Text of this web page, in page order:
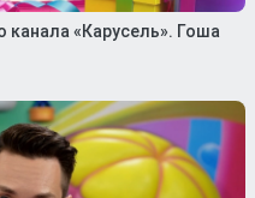
канала «Карусель». Гоша